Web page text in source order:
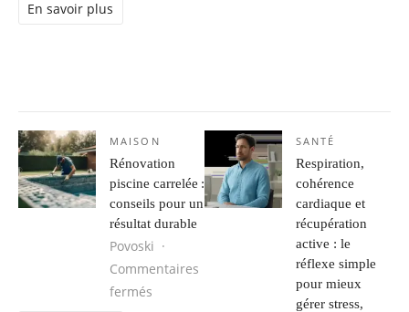
En savoir plus
MAISON
Rénovation
piscine carrelée :
conseils pour un
résultat durable
Povoski
Commentaires
fermés sur Rénovation piscine carrelée :
SANTÉ
Respiration,
cohérence
cardiaque et
récupération
active : le
réflexe simple
pour mieux
gérer stress,